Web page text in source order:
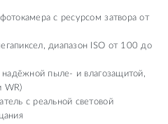
с ресурсом затвора от
диапазон ISO от 100 до
надёжной пыле- и влагозащитой,
WR)
с реальной световой